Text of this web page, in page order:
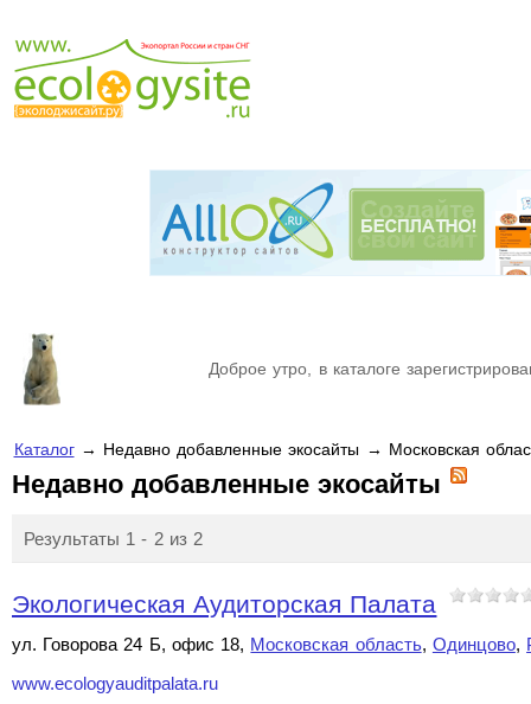
Доброе утро, в каталоге
Каталог→ Недавно добавленные экосайты → Московская
Недавно добавленные экосайты
Результаты 1 - 2 из 2
Экологическая Аудиторская Палата
ул. Говорова 24 Б, офис 18, Московская область, Одинцово,
www.ecologyauditpalata.ru